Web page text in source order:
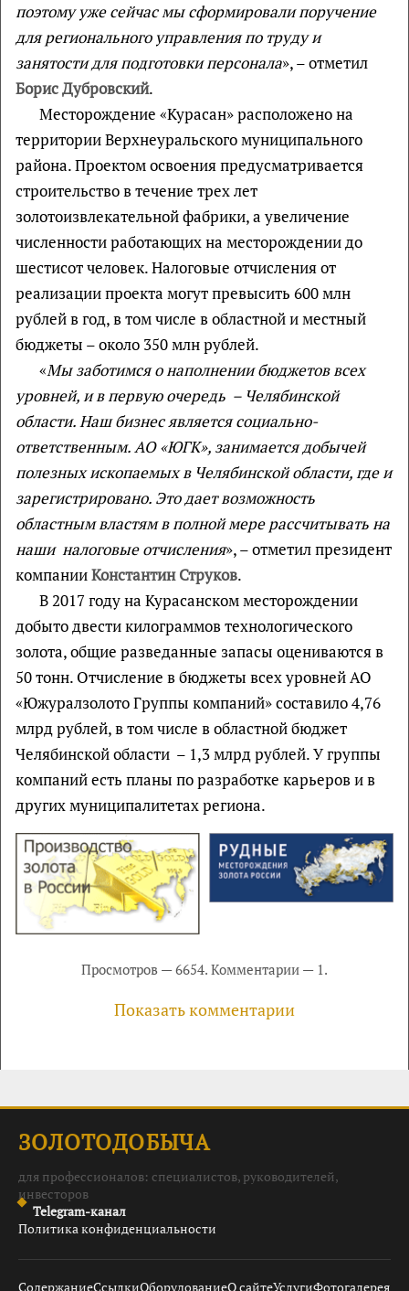
поэтому уже сейчас мы сформировали поручение
для регионального управления по труду и
занятости для подготовки персонала», – отметил
Борис Дубровский.
Месторождение «Курасан» расположено на
территории Верхнеуральского муниципального
района. Проектом освоения предусматривается
строительство в течение трех лет
золотоизвлекательной фабрики, а увеличение
численности работающих на месторождении до
шестисот человек. Налоговые отчисления от
реализации проекта могут превысить 600 млн
рублей в год, в том числе в областной и местный
бюджеты – около 350 млн рублей.
«Мы заботимся о наполнении бюджетов всех
уровней, и в первую очередь – Челябинской
области. Наш бизнес является социально-
ответственным. АО «ЮГК», занимается добычей
полезных ископаемых в Челябинской области, где и
зарегистрировано. Это дает возможность
областным властям в полной мере рассчитывать на
наши налоговые отчисления», – отметил президент
компанииКонстантин Струков.
В 2017 году на Курасанском месторождении
добыто двести килограммов технологического
золота, общие разведанные запасы оцениваются в
50 тонн. Отчисление в бюджеты всех уровней АО
«Южуралзолото Группы компаний» составило 4,76
млрд рублей, в том числе в областной бюджет
Челябинской области – 1,3 млрд рублей. У группы
компаний есть планы по разработке карьеров и в
других муниципалитетах региона.
Просмотров — 6654. Комментарии — 1.
Показать комментарии
ЗОЛОТОДОБЫЧА
для профессионалов: специалистов, руководителей,
инвесторов
Telegram-канал
Политика конфиденциальности
СодержаниеСсылкиОборудованиеО сайтеУслугиФотогалерея